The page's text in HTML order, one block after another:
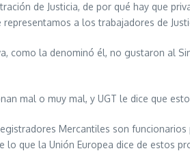
de Justicia, de por qué hay que
a los trabajadores de
como la denominó él, no gustaron al
mal o muy mal, y UGT le dice que
Mercantiles son funcionarios
lo que la Unión Europea dice de estos